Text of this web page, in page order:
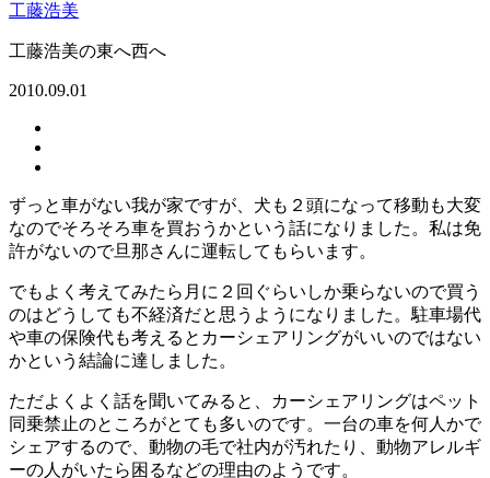
工藤浩美
工藤浩美の東へ西へ
2010.09.01
ずっと車がない我が家ですが、犬も２頭になって移動も大変
なのでそろそろ車を買おうかという話になりました。私は免
許がないので旦那さんに運転してもらいます。
でもよく考えてみたら月に２回ぐらいしか乗らないので買う
のはどうしても不経済だと思うようになりました。駐車場代
や車の保険代も考えるとカーシェアリングがいいのではない
かという結論に達しました。
ただよくよく話を聞いてみると、カーシェアリングはペット
同乗禁止のところがとても多いのです。一台の車を何人かで
シェアするので、動物の毛で社内が汚れたり、動物アレルギ
ーの人がいたら困るなどの理由のようです。